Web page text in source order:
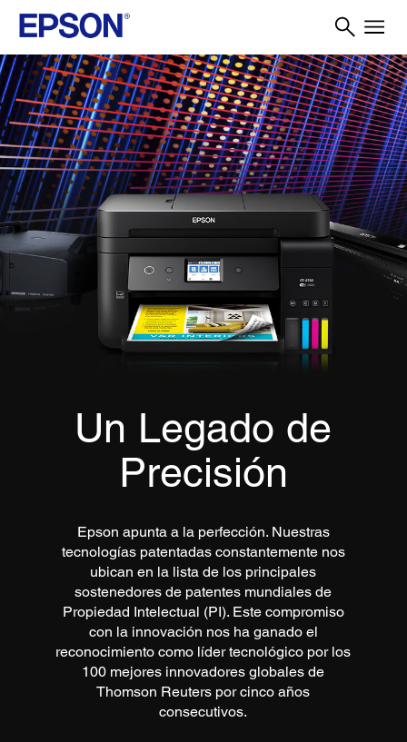
Un Legado de
Precisión
Epson apunta a la perfección. Nuestras
tecnologías patentadas constantemente nos
ubican en la lista de los principales
sostenedores de patentes mundiales de
Propiedad Intelectual (PI). Este compromiso
con la innovación nos ha ganado el
reconocimiento como líder tecnológico por los
100 mejores innovadores globales de
Thomson Reuters por cinco años
consecutivos.